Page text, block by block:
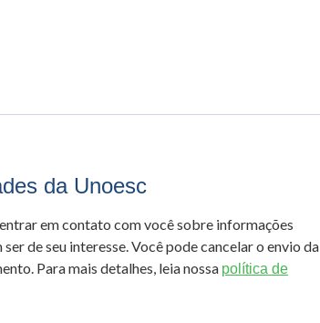
da Unoesc
em contato com você sobre informações
de seu interesse. Você pode cancelar o envio da
Para mais detalhes, leia nossa política de